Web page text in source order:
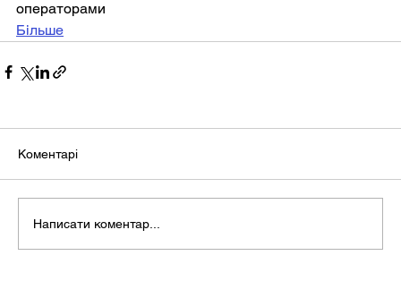
операторами
Більше
Коментарі
Написати коментар...